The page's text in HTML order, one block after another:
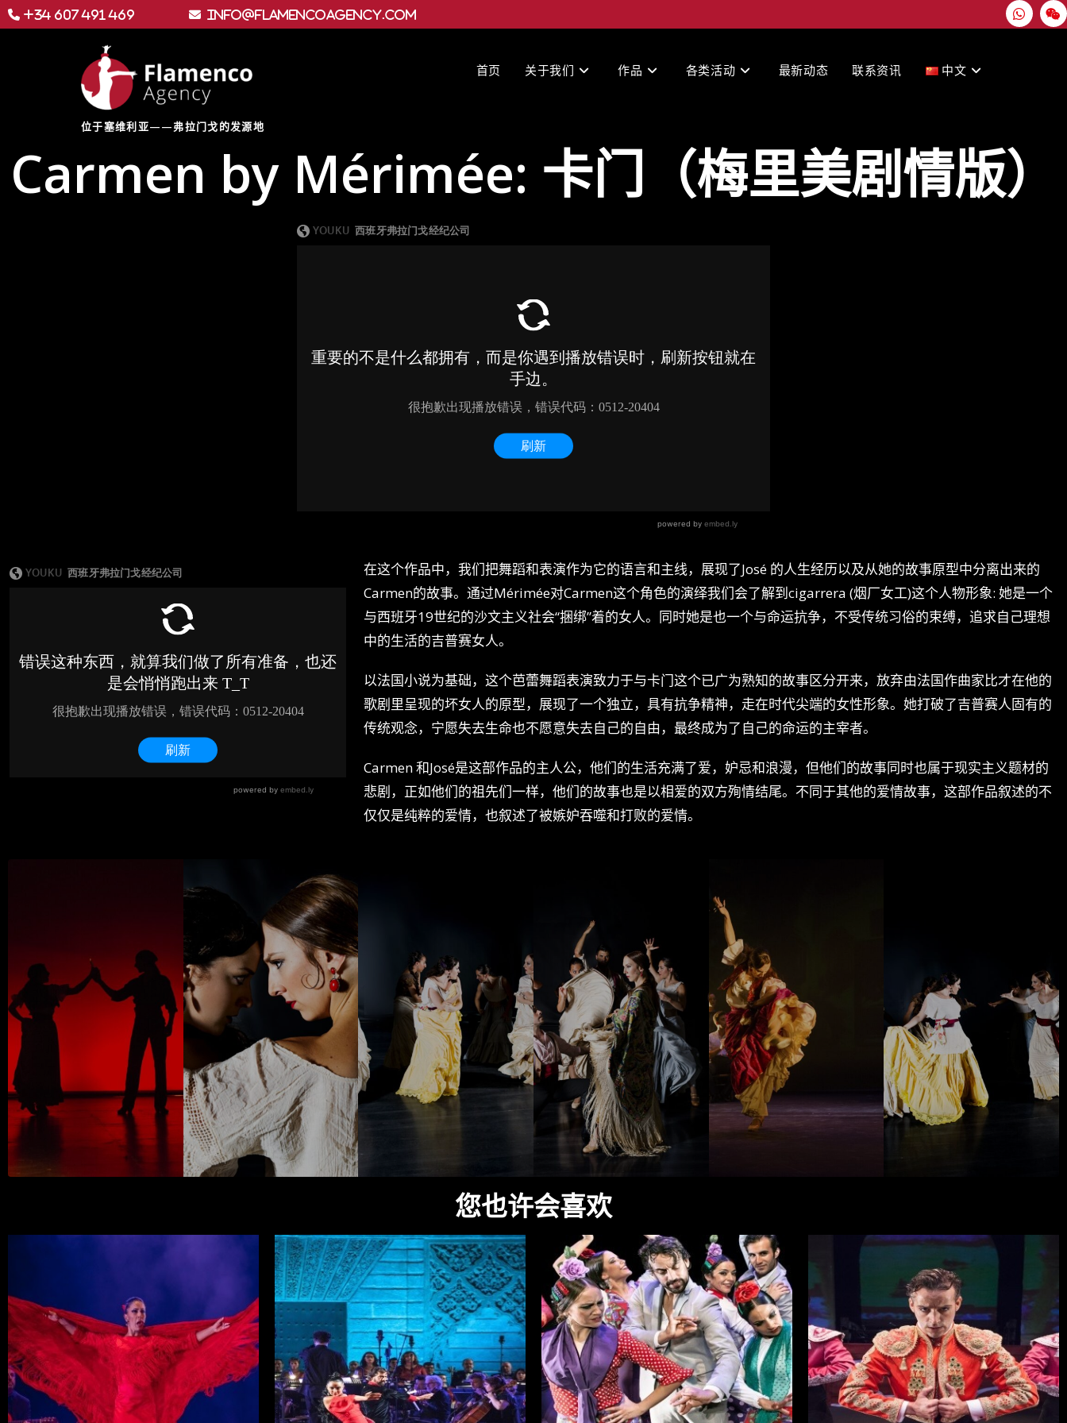
+34 607 491 469 info@flamencoagency.com
首页 关于我们 作品 各类活动 最新动态 联系资讯 中文
位于塞维利亚——弗拉门戈的发源地
Carmen by Mérimée: 卡门（梅里美剧情版）
在这个作品中，我们把舞蹈和表演作为它的语言和主线，展现了José 的人生经历以及从她的故事原型中分离出来的
Carmen的故事。通过Mérimée对Carmen这个角色的演绎我们会了解到cigarrera (烟厂女工)这个人物形象: 她是一个
与西班牙19世纪的沙文主义社会“捆绑”着的女人。同时她是也一个与命运抗争，不受传统习俗的束缚，追求自己理想
中的生活的吉普赛女人。
以法国小说为基础，这个芭蕾舞蹈表演致力于与卡门这个已广为熟知的故事区分开来，放弃由法国作曲家比才在他的
歌剧里呈现的坏女人的原型，展现了一个独立，具有抗争精神，走在时代尖端的女性形象。她打破了吉普赛人固有的
传统观念，宁愿失去生命也不愿意失去自己的自由，最终成为了自己的命运的主宰者。
Carmen 和José是这部作品的主人公，他们的生活充满了爱，妒忌和浪漫，但他们的故事同时也属于现实主义题材的
悲剧，正如他们的祖先们一样，他们的故事也是以相爱的双方殉情结尾。不同于其他的爱情故事，这部作品叙述的不
仅仅是纯粹的爱情，也叙述了被嫉妒吞噬和打败的爱情。
您也许会喜欢